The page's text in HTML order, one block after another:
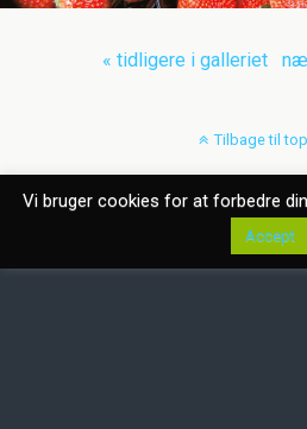
« tidligere i galleriet
Tilbage til
Mobil
Vi bruger cookies for at forbedre
Accept